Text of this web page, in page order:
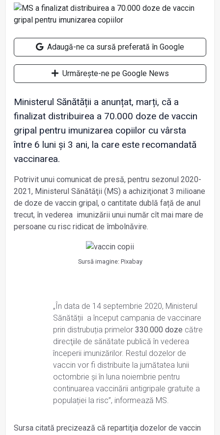
Adaugă-ne ca sursă preferată în Google
Urmărește-ne pe Google News
Ministerul Sănătății a anunțat, marți, că a
finalizat distribuirea a 70.000 doze de vaccin
gripal pentru imunizarea copiilor cu vârsta
între 6 luni și 3 ani, la care este recomandată
vaccinarea.
Potrivit unui comunicat de presă, pentru sezonul 2020-
2021, Ministerul Sănătăţii (MS) a achiziţionat 3 milioane
de doze de vaccin gripal, o cantitate dublă față de anul
trecut, în vederea imunizării unui număr cît mai mare de
persoane cu risc ridicat de îmbolnăvire.
Sursă imagine: Pixabay
„În data de 14 septembrie 2020, Ministerul
Sănătății a început campania de vaccinare
prin distrubuția primelor 330.000 doze către
direcţiile de sănătate publică în vederea
începerii imunizărilor. Restul dozelor de
vaccin vor fi distribuite la jumătatea lunii
octombrie și în luna noiembrie pentru
continuarea vaccinării antigripale gratuite a
populației la risc”, informează MS.
Sursa citată precizează că repartiţia dozelor de vaccin